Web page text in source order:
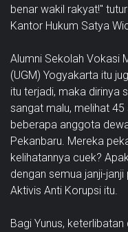
benar wakil rakyat!"
Kantor Hukum Satya
Alumni Sekolah Vokasi
(UGM) Yogyakarta itu
itu terjadi, maka dirinya
sangat malu, melihat
beberapa anggota
Pekanbaru. Mereka
kelihatannya cuek?
dengan semua janji-
Aktivis Anti Korupsi itu.
Bagi Yunus,